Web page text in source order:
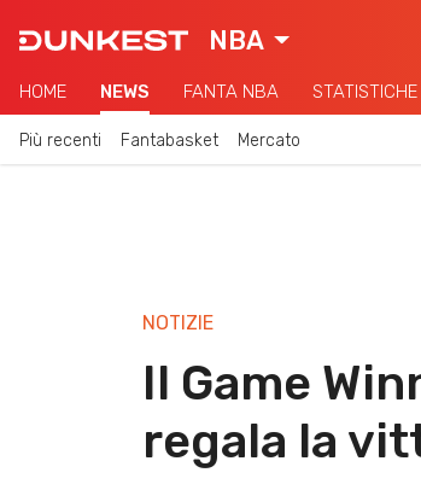
NBA
HOME NEWS FANTA NBA STATISTICHE
Più recenti Fantabasket Mercato
NOTIZIE
Il Game
regala la